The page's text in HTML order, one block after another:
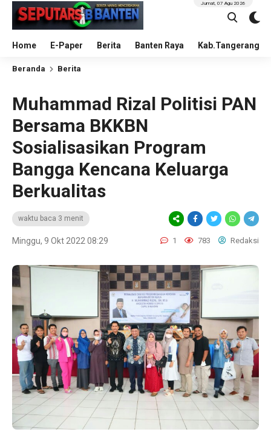
Home E-Paper Berita Banten Raya Kab.Tangerang
Jumat, 07 Agu 2026
Beranda Berita
Muhammad Rizal Politisi PAN
Bersama BKKBN
Sosialisasikan Program
Bangga Kencana Keluarga
Berkualitas
waktu baca 3 menit
Minggu, 9 Okt 2022 08:29 1 783 Redaksi